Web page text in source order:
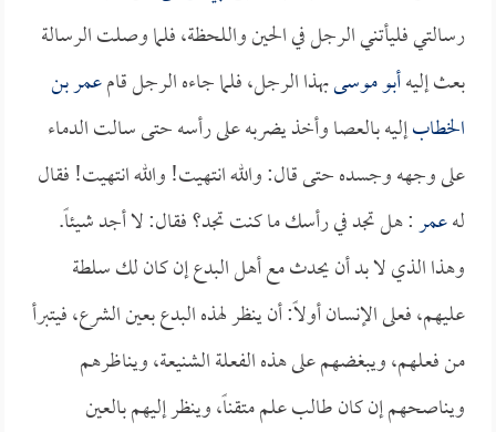
رسالتي فليأتني الرجل في الحين واللحظة، فلما وصلت الرسالة
بعث إليهأبو موسىبهذا الرجل، فلما جاءه الرجل قامعمر بن
الخطابإليه بالعصا وأخذ يضربه على رأسه حتى سالت الدماء
على وجهه وجسده حتى قال: والله انتهيت! والله انتهيت! فقال
لهعمر: هل تجد في رأسك ما كنت تجد؟ فقال: لا أجد شيئاً.
وهذا الذي لا بد أن يحدث مع أهل البدع إن كان لك سلطة
عليهم، فعلى الإنسان أولاً: أن ينظر لهذه البدع بعين الشرع، فيتبرأ
من فعلهم، ويبغضهم على هذه الفعلة الشنيعة، ويناظرهم
ويناصحهم إن كان طالب علم متقناً، وينظر إليهم بالعين